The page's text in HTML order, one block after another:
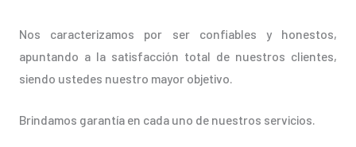
Nos caracterizamos por ser confiables y honestos,
apuntando a la satisfacción total de nuestros clientes,
siendo ustedes nuestro mayor objetivo.
Brindamos garantía en cada uno de nuestros servicios.